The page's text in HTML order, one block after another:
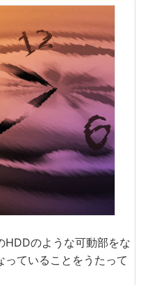
HDDのような可動部をな
っていることをうたって